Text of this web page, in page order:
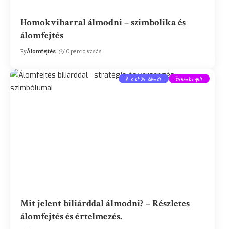
Homokviharral álmodni – szimbolika és
álomfejtés
ByÁlomfejtés 10 perc olvasás
B betűs álmok Események
Mit jelent biliárddal álmodni? – Részletes
álomfejtés és értelmezés.